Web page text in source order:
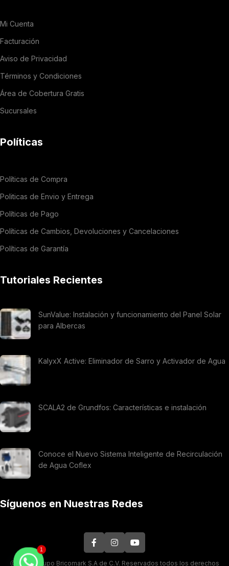
Mi Cuenta
Facturación
Aviso de Privacidad
Términos y Condiciones
Área de Cobertura Gratis
Sucursales
Políticas
Políticas de Compra
Politicas de Envio y Entrega
Políticas de Pago
Políticas de Cambios, Devoluciones y Cancelaciones
Políticas de Garantía
Tutoriales Recientes
SunValue: Instalación y funcionamiento del Panel Solar
para Albercas
KalyxX Active: Eliminador de Sarro y Activador de Agua
SCALA2 de Grundfos: Características e instalación
Conoce el Nuevo Sistema Inteligente de Recirculación
de Agua Coflex
Síguenos en Nuestras Redes
Ⓒ 2026. Grupo Bricomark S.A de C.V. Reservados todos los derechos
1